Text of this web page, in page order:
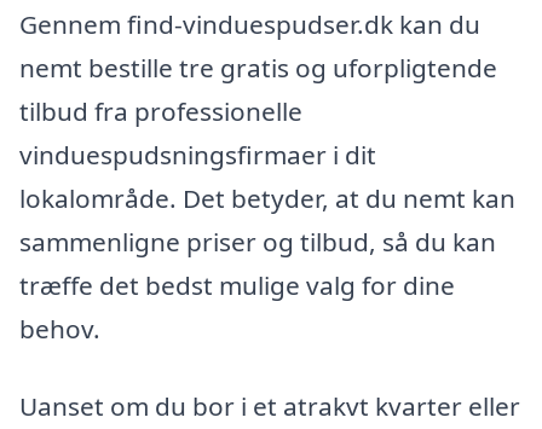
Gennem find-vinduespudser.dk kan du
nemt bestille tre gratis og uforpligtende
tilbud fra professionelle
vinduespudsningsfirmaer i dit
lokalområde. Det betyder, at du nemt kan
sammenligne priser og tilbud, så du kan
træffe det bedst mulige valg for dine
behov.
Uanset om du bor i et atrakvt kvarter eller